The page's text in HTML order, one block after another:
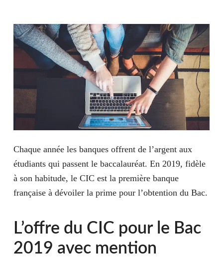
Chaque année les banques offrent de l’argent aux
étudiants qui passent le baccalauréat. En 2019, fidèle
à son habitude, le CIC est la première banque
française à dévoiler la prime pour l’obtention du Bac.
L’offre du CIC pour le Bac
2019 avec mention